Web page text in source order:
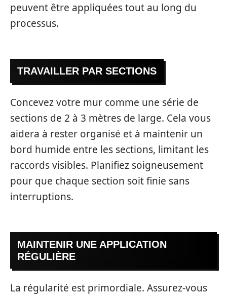
peuvent être appliquées tout au long du
processus.
TRAVAILLER PAR SECTIONS
Concevez votre mur comme une série de
sections de 2 à 3 mètres de large. Cela vous
aidera à rester organisé et à maintenir un
bord humide entre les sections, limitant les
raccords visibles. Planifiez soigneusement
pour que chaque section soit finie sans
interruptions.
MAINTENIR UNE APPLICATION
RÉGULIÈRE
La régularité est primordiale. Assurez-vous